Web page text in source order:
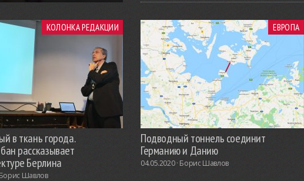
КОЛОНКА РЕДАКЦИИ
в ткань города.
рассказывает
Берлина
Шавлов
ЕВРОПА
Подводный тоннель соединит
Германию и Данию
04.05.2020 · Борис Шавлов